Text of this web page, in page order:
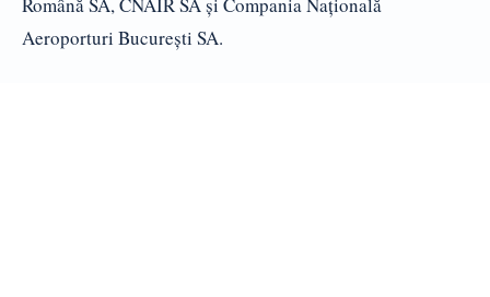
Aeroporturi București SA.